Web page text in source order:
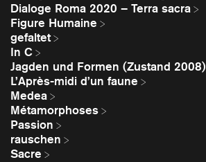
Dialoge Roma 2020 – Terra sacra
Figure Humaine
gefaltet
In C
Jagden und Formen (Zustand 2008)
L’Après-midi d’un faune
Medea
Métamorphoses
Passion
rauschen
Sacre